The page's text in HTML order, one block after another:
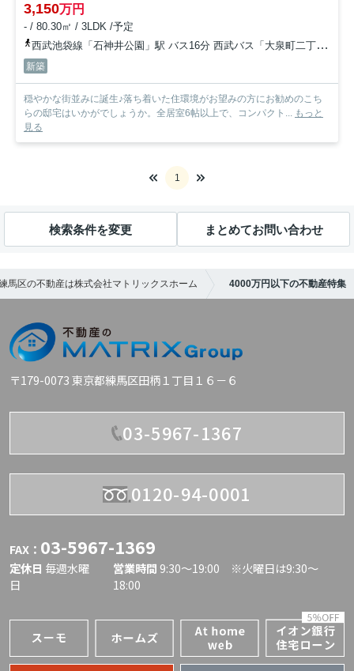
3,150万円
- / 80.30㎡ / 3LDK /予定
西武池袋線「石神井公園」駅 バス16分 西武バス「大泉町二丁目」 停歩1分
新築
穏やかな街並みに誕生♪落ち着いた住環境がお望みの方にお勧めのこち
らの邸宅はいかがでしょうか。全居室6帖以上で、コンパクト... もっと
見る
1
検索条件を変更 まとめてお問い合わせ
馬区の不動産は株式会社マトリックスホーム 4000万円以下の不動産特集
〒179-0073 東京都練馬区田柄１丁目１６－６
03-5967-1367
0120-94-0001
FAX： 03-5967-1369
定休日 毎週水曜
日
営業時間 9:30〜19:00 ※火曜日は9:30～
18:00